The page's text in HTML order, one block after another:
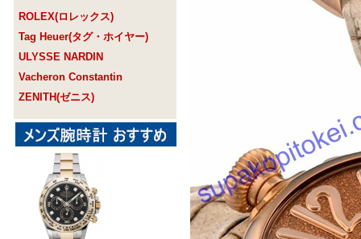
ROLEX(ロレックス)
Tag Heuer(タグ・ホイヤー)
ULYSSE NARDIN
Vacheron Constantin
ZENITH(ゼニス)